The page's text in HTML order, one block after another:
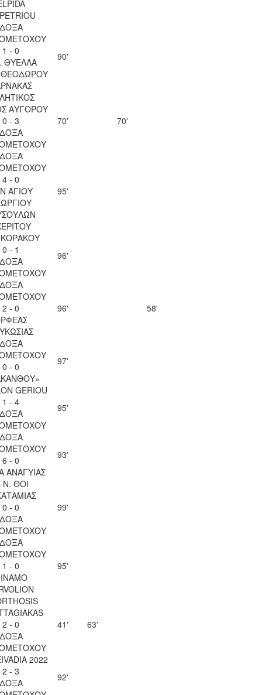
1 - 0
ΘΥΕΛΛΑ
ΘΕΟΔΩΡΟΥ
90'
ΑΥΓΟΡΟΥ
0 - 3
70' 70'
4 - 0
ΑΓΙΟΥ
95'
0 - 1
96'
2 - 0
96' 58'
0 - 0
97'
GERIOU
1 - 4
95'
6 - 0
ΑΝΑΓΥΙΑΣ
93'
Ν. ΘΟΙ
0 - 0
99'
1 - 0
95'
2 - 0
41' 63'
2022
2 - 3
92'